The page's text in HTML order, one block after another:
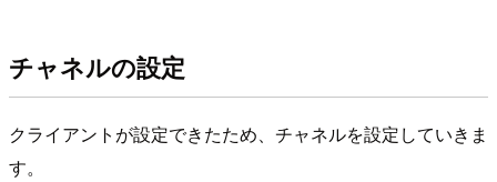
チャネルの設定
クライアントが設定できたため、チャネルを設定していきま
す。